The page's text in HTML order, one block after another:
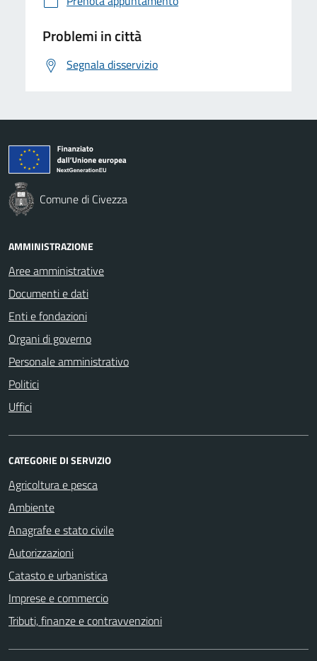
Problemi in città
Segnala disservizio
Comune di Civezza
AMMINISTRAZIONE
Aree amministrative
Documenti e dati
Enti e fondazioni
Organi di governo
Personale amministrativo
Politici
Uffici
CATEGORIE DI SERVIZIO
Agricoltura e pesca
Ambiente
Anagrafe e stato civile
Autorizzazioni
Catasto e urbanistica
Imprese e commercio
Tributi, finanze e contravvenzioni